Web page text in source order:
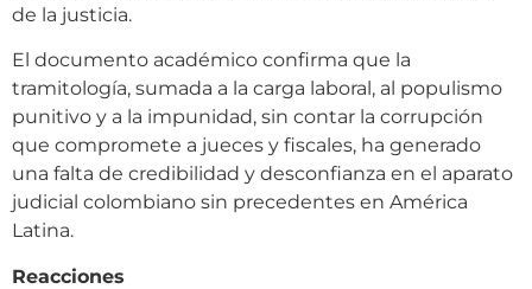
de la justicia.
El documento académico confirma que la
tramitología, sumada a la carga laboral, al populismo
punitivo y a la impunidad, sin contar la corrupción
que compromete a jueces y fiscales, ha generado
una falta de credibilidad y desconfianza en el aparato
judicial colombiano sin precedentes en América
Latina.
Reacciones